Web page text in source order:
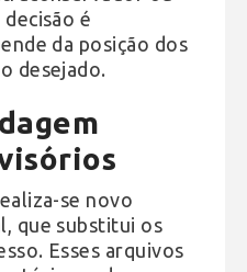
decisão é
da posição dos
desejado.
se novo
que substitui os
Esses arquivos